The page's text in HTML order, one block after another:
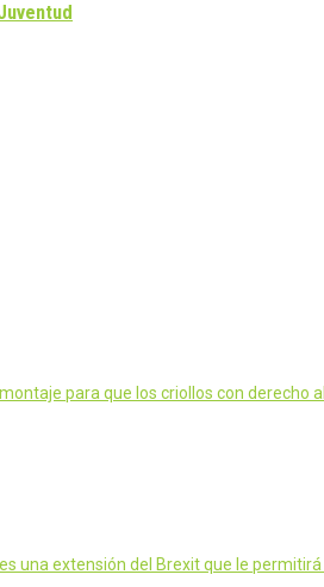
para que los criollos con derecho
una extensión del Brexit que le